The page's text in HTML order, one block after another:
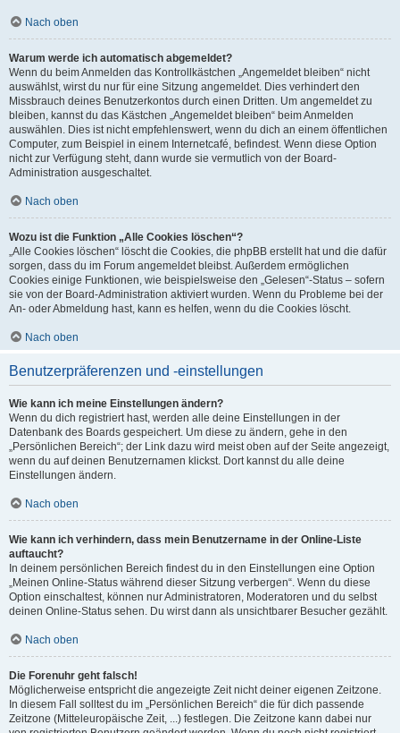
Nach oben
Warum werde ich automatisch abgemeldet?
Wenn du beim Anmelden das Kontrollkästchen „Angemeldet bleiben“ nicht
auswählst, wirst du nur für eine Sitzung angemeldet. Dies verhindert den
Missbrauch deines Benutzerkontos durch einen Dritten. Um angemeldet zu
bleiben, kannst du das Kästchen „Angemeldet bleiben“ beim Anmelden
auswählen. Dies ist nicht empfehlenswert, wenn du dich an einem öffentlichen
Computer, zum Beispiel in einem Internetcafé, befindest. Wenn diese Option
nicht zur Verfügung steht, dann wurde sie vermutlich von der Board-
Administration ausgeschaltet.
Nach oben
Wozu ist die Funktion „Alle Cookies löschen“?
„Alle Cookies löschen“ löscht die Cookies, die phpBB erstellt hat und die dafür
sorgen, dass du im Forum angemeldet bleibst. Außerdem ermöglichen
Cookies einige Funktionen, wie beispielsweise den „Gelesen“-Status – sofern
sie von der Board-Administration aktiviert wurden. Wenn du Probleme bei der
An- oder Abmeldung hast, kann es helfen, wenn du die Cookies löscht.
Nach oben
Benutzerpräferenzen und -einstellungen
Wie kann ich meine Einstellungen ändern?
Wenn du dich registriert hast, werden alle deine Einstellungen in der
Datenbank des Boards gespeichert. Um diese zu ändern, gehe in den
„Persönlichen Bereich“; der Link dazu wird meist oben auf der Seite angezeigt,
wenn du auf deinen Benutzernamen klickst. Dort kannst du alle deine
Einstellungen ändern.
Nach oben
Wie kann ich verhindern, dass mein Benutzername in der Online-Liste
auftaucht?
In deinem persönlichen Bereich findest du in den Einstellungen eine Option
„Meinen Online-Status während dieser Sitzung verbergen“. Wenn du diese
Option einschaltest, können nur Administratoren, Moderatoren und du selbst
deinen Online-Status sehen. Du wirst dann als unsichtbarer Besucher gezählt.
Nach oben
Die Forenuhr geht falsch!
Möglicherweise entspricht die angezeigte Zeit nicht deiner eigenen Zeitzone.
In diesem Fall solltest du im „Persönlichen Bereich“ die für dich passende
Zeitzone (Mitteleuropäische Zeit, ...) festlegen. Die Zeitzone kann dabei nur